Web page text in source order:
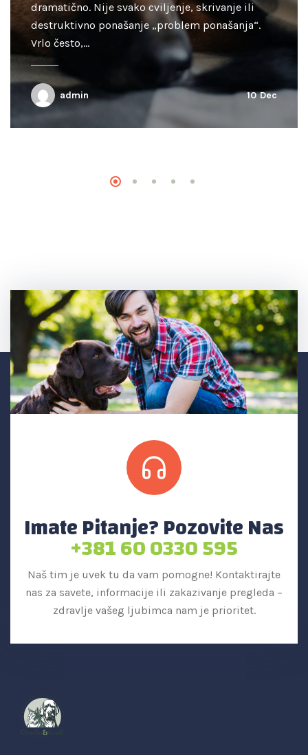
dramatično. Nije svako cviljenje, skrivanje ili
destruktivno ponašanje „problem ponašanja“.
Vrlo često,…
admin 10 Dec
Imate Pitanje? Pozovite Nas
+381 60 0330 595
Naš tim je uvek tu da vam pomogne! Kontaktirajte
nas za savete, informacije ili zakazivanje pregleda –
zdravlje vašeg ljubimca nam je prioritet.